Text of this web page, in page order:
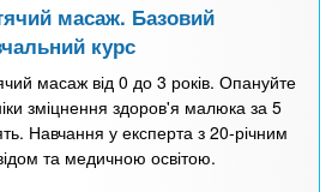
масаж. Базовий
курс
масаж від 0 до 3 років. Опануйте
зміцнення здоров'я малюка за 5
Навчання у експерта з 20-річним
та медичною освітою.